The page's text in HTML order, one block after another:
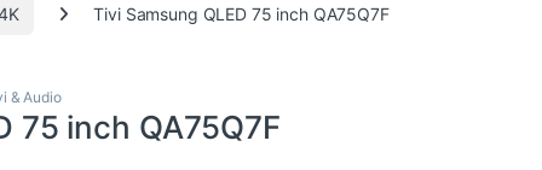
Tivi Samsung QLED 75 inch QA75Q7F
& Audio
75 inch QA75Q7F